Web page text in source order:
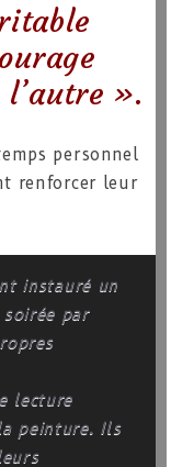
».
personnel
renforcer leur
instauré un
par
lecture
peinture. Ils